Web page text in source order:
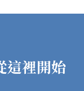
裡開始